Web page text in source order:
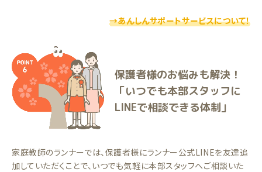
→あんしんサポートサービスについて！
保護者様のお悩みも解決！
「いつでも本部スタッフに
LINEで相談できる体制」
家庭教師のランナーでは、保護者様にランナー公式LINEを友達追
加していただくことで、いつでも気軽に本部スタッフへご相談いた